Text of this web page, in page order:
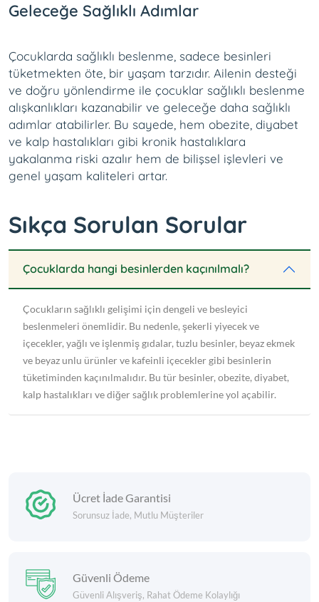
Geleceğe Sağlıklı Adımlar
Çocuklarda sağlıklı beslenme, sadece besinleri
tüketmekten öte, bir yaşam tarzıdır. Ailenin desteği
ve doğru yönlendirme ile çocuklar sağlıklı beslenme
alışkanlıkları kazanabilir ve geleceğe daha sağlıklı
adımlar atabilirler. Bu sayede, hem obezite, diyabet
ve kalp hastalıkları gibi kronik hastalıklara
yakalanma riski azalır hem de bilişsel işlevleri ve
genel yaşam kaliteleri artar.
Sıkça Sorulan Sorular
Çocuklarda hangi besinlerden kaçınılmalı?
Çocukların sağlıklı gelişimi için dengeli ve besleyici
beslenmeleri önemlidir. Bu nedenle, şekerli yiyecek ve
içecekler, yağlı ve işlenmiş gıdalar, tuzlu besinler, beyaz ekmek
ve beyaz unlu ürünler ve kafeinli içecekler gibi besinlerin
tüketiminden kaçınılmalıdır. Bu tür besinler, obezite, diyabet,
kalp hastalıkları ve diğer sağlık problemlerine yol açabilir.
Ücret İade Garantisi
Sorunsuz İade, Mutlu Müşteriler
Güvenli Ödeme
Güvenli Alışveriş, Rahat Ödeme Kolaylığı